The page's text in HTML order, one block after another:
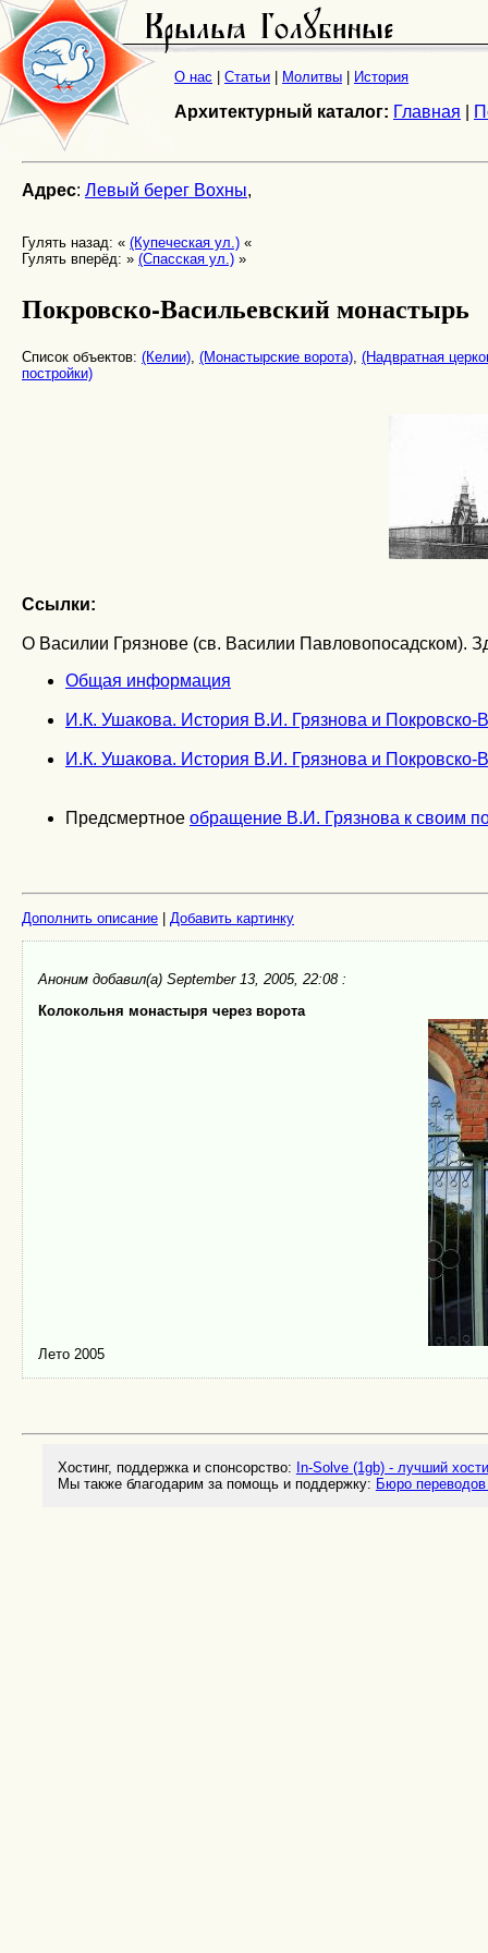
О нас Статьи Молитвы История
Архитектурный каталог: Главная
Адрес: Левый берег Вохны,
Гулять назад: « (Купеческая ул.) «
Гулять вперёд: » (Спасская ул.) »
Покровско-Васильевский монастырь
Список объектов: (Келии) (Монастырские ворота) (Надвратная
постройки)
Ссылки:
О Василии Грязнове (св. Василии Павловопосадском).
Общая информация
И.К. Ушакова. История В.И. Грязнова и Покровско-
И.К. Ушакова. История В.И. Грязнова и Покровско-
Предсмертное обращение В.И. Грязнова к своим
Дополнить описание | Добавить картинку
Аноним добавил(а) September 13, 2005, 22:08 :
Колокольня монастыря через ворота
Лето 2005
Хостинг, поддержка и спонсорство: In-Solve (1gb) - лучший
Мы также благодарим за помощь и поддержку: Бюро переводов